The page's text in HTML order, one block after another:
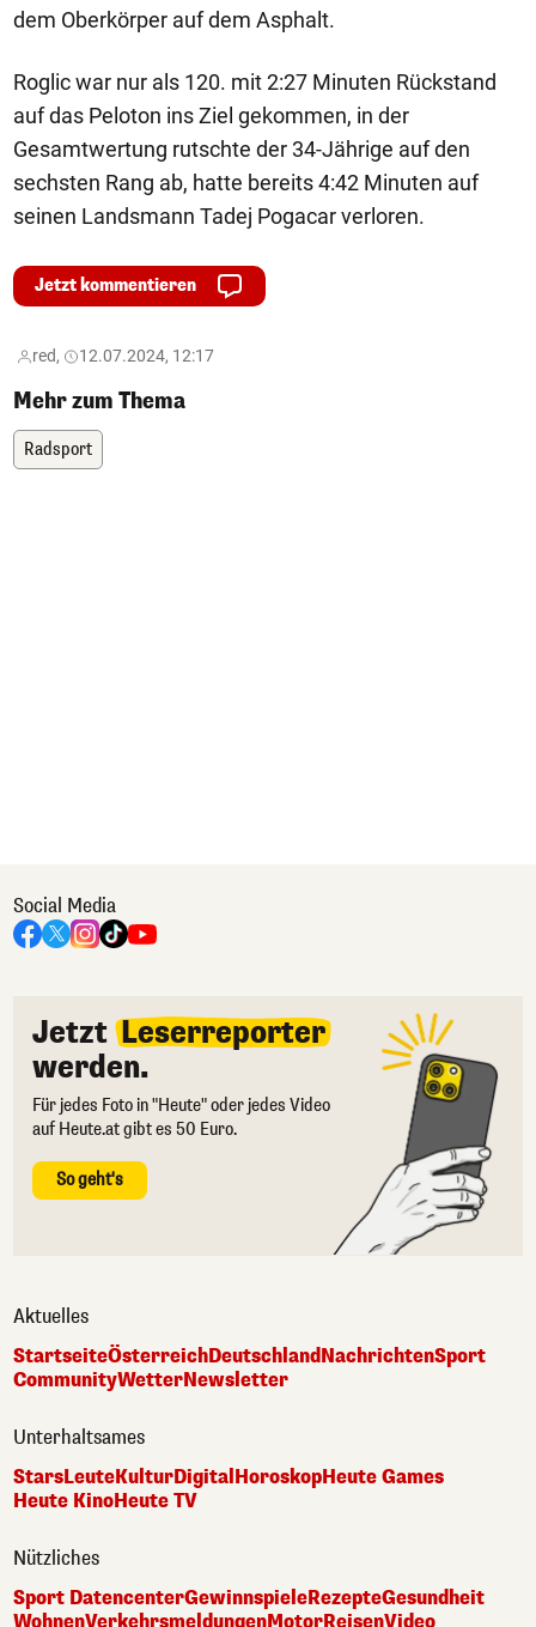
dem Oberkörper auf dem Asphalt.
Roglic war nur als 120. mit 2:27 Minuten Rückstand
auf das Peloton ins Ziel gekommen, in der
Gesamtwertung rutschte der 34-Jährige auf den
sechsten Rang ab, hatte bereits 4:42 Minuten auf
seinen Landsmann Tadej Pogacar verloren.
Jetzt kommentieren
red, 12.07.2024, 12:17
Mehr zum Thema
Radsport
Social Media
Jetzt Leserreporter
werden.
Für jedes Foto in "Heute" oder jedes Video
auf Heute.at gibt es 50 Euro.
So geht's
Aktuelles
StartseiteÖsterreichDeutschlandNachrichtenSport
CommunityWetterNewsletter
Unterhaltsames
StarsLeuteKulturDigital HoroskopHeute Games
Heute KinoHeute TV
Nützliches
Sport DatencenterGewinnspieleRezepteGesundheit
WohnenVerkehrsmeldungenMotorReisenVideo